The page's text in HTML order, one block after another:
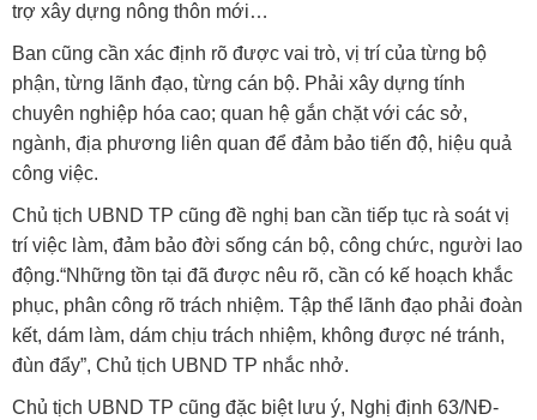
trợ xây dựng nông thôn mới…
Ban cũng cần xác định rõ được vai trò, vị trí của từng bộ
phận, từng lãnh đạo, từng cán bộ. Phải xây dựng tính
chuyên nghiệp hóa cao; quan hệ gắn chặt với các sở,
ngành, địa phương liên quan để đảm bảo tiến độ, hiệu quả
công việc.
Chủ tịch UBND TP cũng đề nghị ban cần tiếp tục rà soát vị
trí việc làm, đảm bảo đời sống cán bộ, công chức, người lao
động.“Những tồn tại đã được nêu rõ, cần có kế hoạch khắc
phục, phân công rõ trách nhiệm. Tập thể lãnh đạo phải đoàn
kết, dám làm, dám chịu trách nhiệm, không được né tránh,
đùn đẩy”, Chủ tịch UBND TP nhắc nhở.
Chủ tịch UBND TP cũng đặc biệt lưu ý, Nghị định 63/NĐ-